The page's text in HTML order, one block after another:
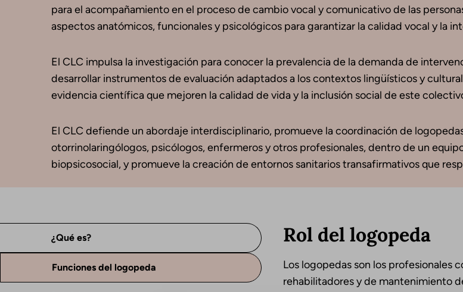
para el acompañamiento en el proceso de cambio vocal y comunicativo de las
aspectos anatómicos, funcionales y psicológicos para garantizar la calidad vocal y la
El CLC impulsa la investigación para conocer la prevalencia de la demanda de
desarrollar instrumentos de evaluación adaptados a los contextos lingüísticos y
evidencia científica que mejoren la calidad de vida y la inclusión social de este
El CLC defiende un abordaje interdisciplinario, promueve la coordinación de
otorrinolaringólogos, psicólogos, enfermeros y otros profesionales, dentro de un
biopsicosocial, y promueve la creación de entornos sanitarios transafirmativos que
¿Qué es?
Funciones del logopeda
Rol del logopeda
Los logopedas son los
rehabilitadores y de mantenimiento